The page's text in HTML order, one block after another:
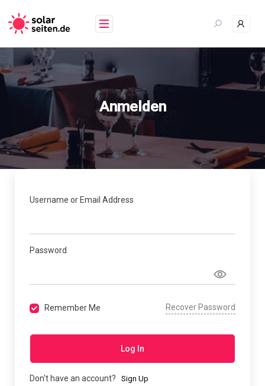
content
Anmelden
Username or Email Address
Password
Remember Me Recover Password
Log In
Don't have an account? Sign Up